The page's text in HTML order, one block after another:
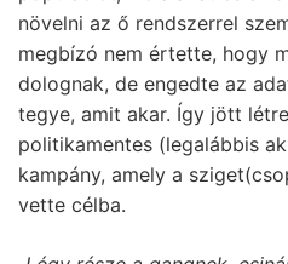
növelni az ő rendszerrel
megbízó nem értette, hogy
dolognak, de engedte az
tegye, amit akar. Így jött
politikamentes (legalábbis
kampány, amely a
vette célba.